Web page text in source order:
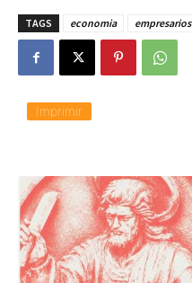
TAGS economia empresarios
Imprimir